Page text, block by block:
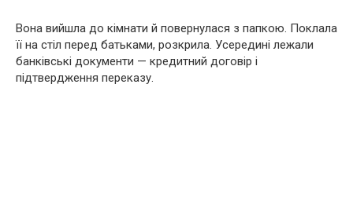
Вона вийшла до кімнати й повернулася з папкою. Поклала
її на стіл перед батьками, розкрила. Усередині лежали
банківські документи — кредитний договір і
підтвердження переказу.